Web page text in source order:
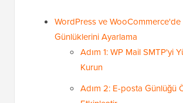
WordPress ve
Günlüklerini Ayarlama
Adım 1: WP Mail SMTP'yi
Kurun
Adım 2: E-posta Günlüğü